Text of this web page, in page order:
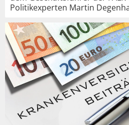
Politikexperten Martin